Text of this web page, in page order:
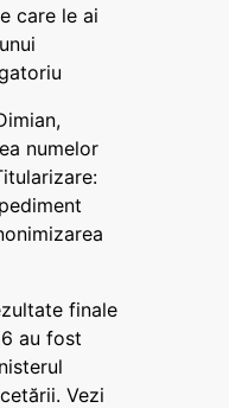
care le ai
numelor
finale
au fost
Vezi